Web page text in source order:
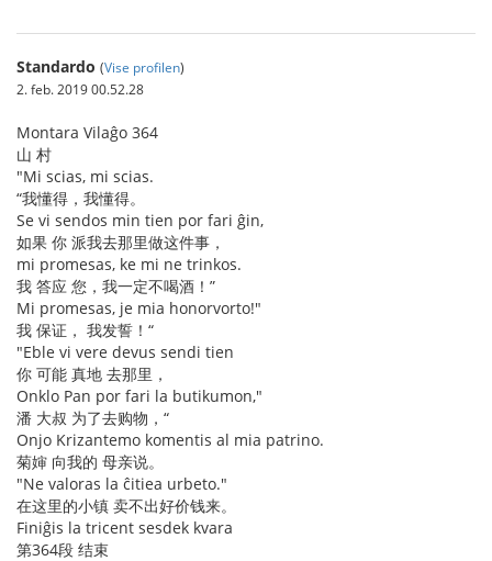
Standardo (Vise profilen)
2. feb. 2019 00.52.28
Montara Vilaĝo 364
山 村
"Mi scias, mi scias.
“我懂得，我懂得。
Se vi sendos min tien por fari ĝin,
如果 你 派我去那里做这件事，
mi promesas, ke mi ne trinkos.
我 答应 您，我一定不喝酒！”
Mi promesas, je mia honorvorto!"
我 保证， 我发誓！“
"Eble vi vere devus sendi tien
你 可能 真地 去那里，
Onklo Pan por fari la butikumon,"
潘 大叔 为了去购物，“
Onjo Krizantemo komentis al mia patrino.
菊婶 向我的 母亲说。
"Ne valoras la ĉitiea urbeto."
在这里的小镇 卖不出好价钱来。
Finiĝis la tricent sesdek kvara
第364段 结束